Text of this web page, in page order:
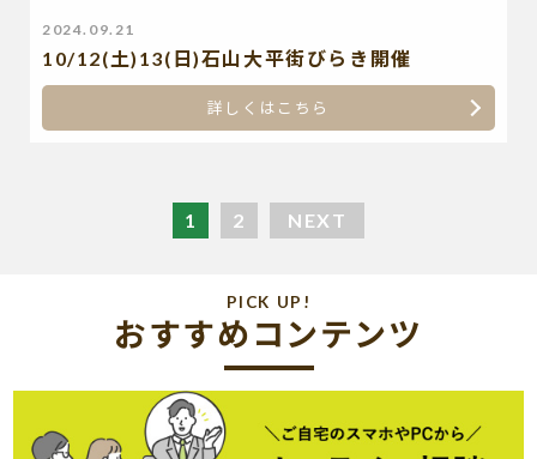
2024.09.21
10/12(土)13(日)石山大平街びらき開催
詳しくはこちら
1 2 NEXT
PICK UP!
おすすめコンテンツ